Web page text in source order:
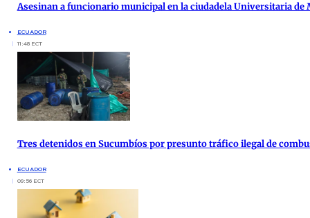
Asesinan a funcionario municipal en la ciudadela Universitaria de
ECUADOR
11:48 ECT
Tres detenidos en Sucumbíos por presunto tráfico ilegal de
ECUADOR
09:56 ECT